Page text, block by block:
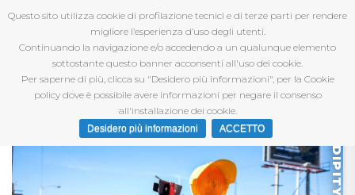
Questo sito utilizza cookie di profilazione tecnici e di terze parti per rendere
migliore l’esperienza d’uso degli utenti.
Continuando la navigazione e/o accedendo a un qualunque elemento
sottostante questo banner acconsenti all'uso dei cookie.
Per saperne di più, clicca su "Desidero più informazioni", per la Cookie
policy dove è possibile avere informazioni per negare il consenso
all'installazione dei cookie.
Desidero più informazioni ACCETTO